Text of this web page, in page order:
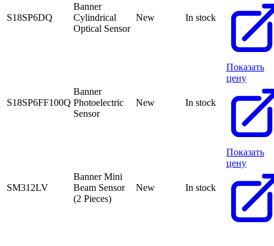
S18SP6DQ
Banner
Cylindrical
Optical Sensor
New In stock
S18SP6FF100Q
Banner
Photoelectric
Sensor
New In stock
Показать
цену
SM312LV
Banner Mini
Beam Sensor
(2 Pieces)
New In stock
Показать
цену